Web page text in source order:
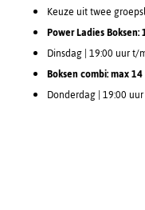
Keuze uit twee
Power Ladies
Dinsdag | 19:00 uur t/
Boksen combi: max
Donderdag | 19:00